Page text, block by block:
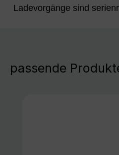
Ladevorgänge sind
passende